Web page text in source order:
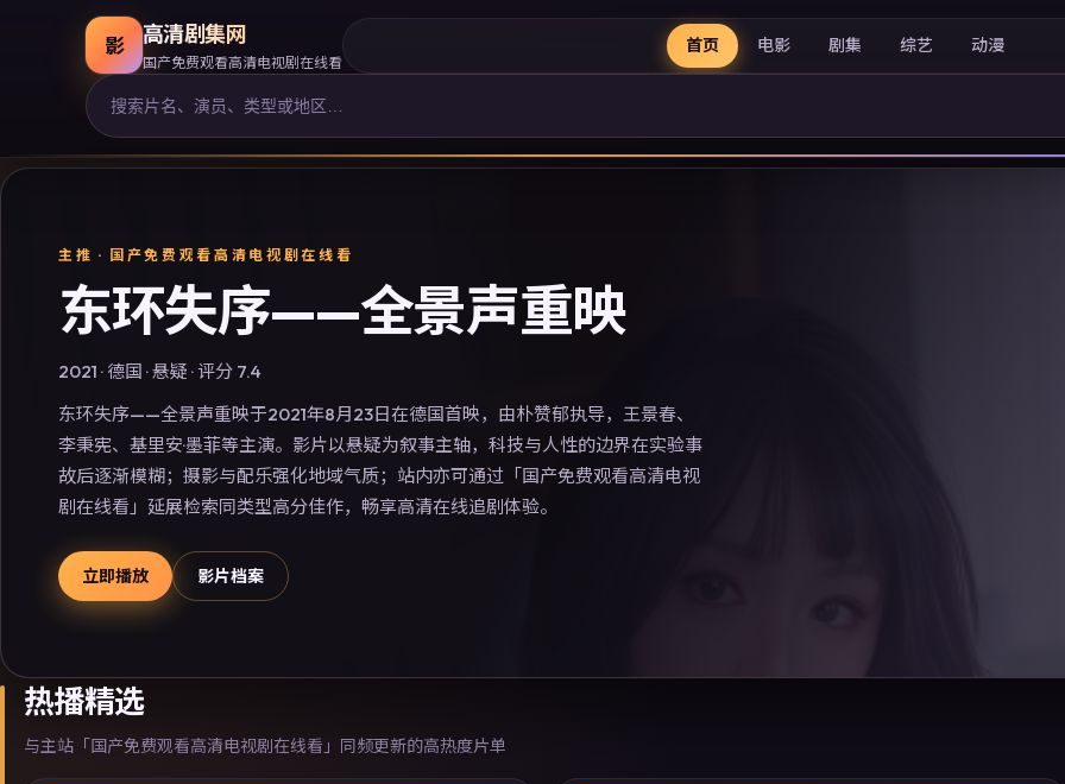
影 高清剧集网
国产免费观看高清电视剧在线看
首页 电影 剧集 综艺 动漫
主推 · 国产免费观看高清电视剧在线看
东环失序——全景声重映
2021 · 德国 ·悬疑 · 评分 7.4
东环失序——全景声重映于2021年8月23日在德国首映，由朴赞郁执导，王景春、
李秉宪、基里安·墨菲等主演。影片以悬疑为叙事主轴，科技与人性的边界在实验事
故后逐渐模糊；摄影与配乐强化地域气质；站内亦可通过「国产免费观看高清电视
剧在线看」延展检索同类型高分佳作，畅享高清在线追剧体验。
立即播放 影片档案
热播精选
与主站「国产免费观看高清电视剧在线看」同频更新的高热度片单